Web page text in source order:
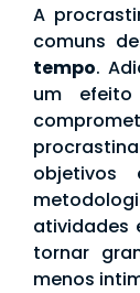
A
comuns
tempo.
um
atividades
tornar
menos